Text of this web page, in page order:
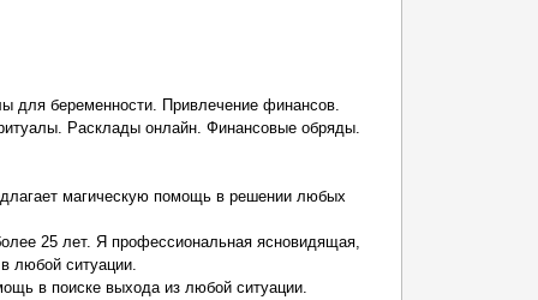
для беременности. Привлечение финансов.
Расклады онлайн. Финансовые обряды.
магическую помощь в решении любых
25 лет. Я профессиональная ясновидящая,
любой ситуации.
в поиске выхода из любой ситуации.